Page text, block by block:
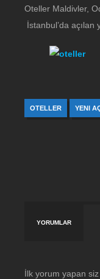
Oteller Maldivler,
İstanbul’da açılan
OTELLER YENI
YORUMLAR
İlk yorum yapan siz